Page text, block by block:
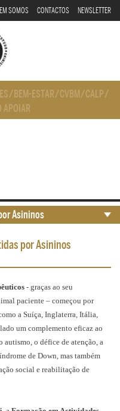
SOMOS CONTACTOS NEWSLETTER
/ BEM-ESTAR/CVBM/CALP/
APOIAR
por Asininos
- graças ao seu
paciente – começou por
a Suíça, Inglaterra, Itália,
um complemento eficaz ao
autismo, o défice de atenção, a
de Down, mas também
social e reabilitação de
Asininos